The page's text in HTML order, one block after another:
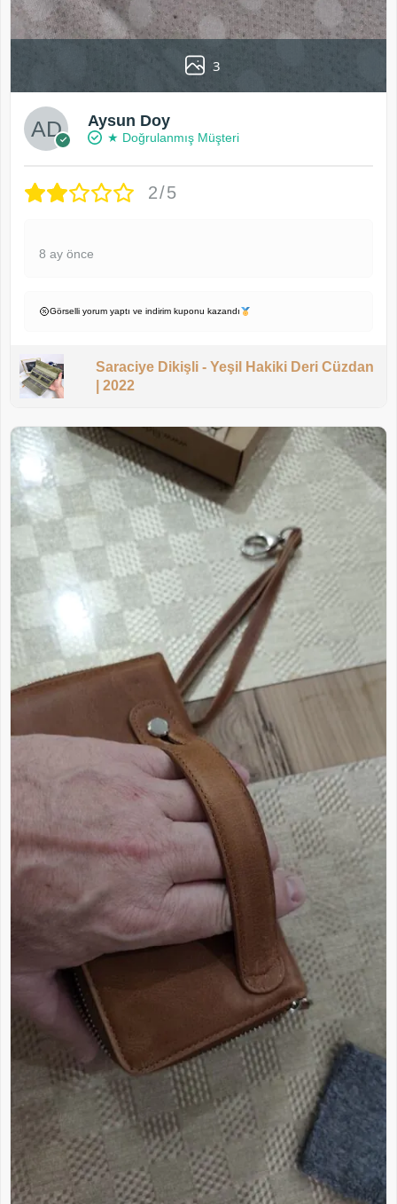
3
Aysun Doy
★ Doğrulanmış Müşteri
2/5
8 ay önce
Görselli yorum yaptı ve indirim kuponu kazandı
Saraciye Dikişli - Yeşil Hakiki Deri Cüzdan
| 2022